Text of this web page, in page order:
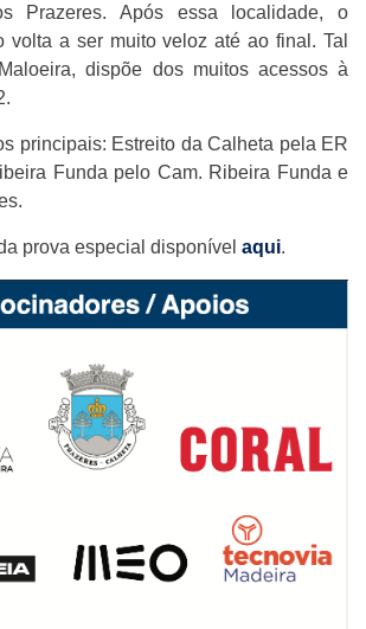
Prazeres. Após essa localidade, o
volta a ser muito veloz até ao final. Tal
dispõe dos muitos acessos à
principais: Estreito da Calheta pela ER
Funda pelo Cam. Ribeira Funda e
prova especial disponível aqui.